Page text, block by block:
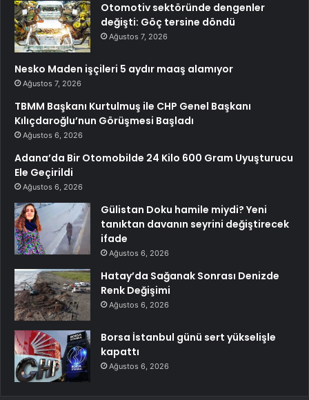
Otomotiv sektöründe dengenler
değişti: Göç tersine döndü
Ağustos 7, 2026
Nesko Maden işçileri 5 aydır maaş alamıyor
Ağustos 7, 2026
TBMM Başkanı Kurtulmuş ile CHP Genel Başkanı
Kılıçdaroğlu’nun Görüşmesi Başladı
Ağustos 6, 2026
Adana’da Bir Otomobilde 24 Kilo 600 Gram Uyuşturucu
Ele Geçirildi
Ağustos 6, 2026
Gülistan Doku hamile miydi? Yeni
tanıktan davanın seyrini değiştirecek
ifade
Ağustos 6, 2026
Hatay’da Sağanak Sonrası Denizde
Renk Değişimi
Ağustos 6, 2026
Borsa İstanbul günü sert yükselişle
kapattı
Ağustos 6, 2026